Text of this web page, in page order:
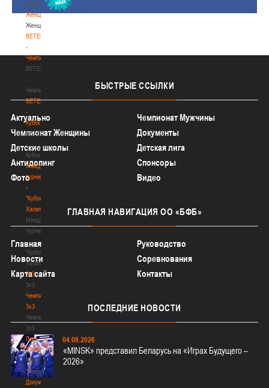
Кубок
Женщины
Женщины
BETERA
-
Чемпионат
BETERA
-
Чемпионат
BETERA
-
Кубок
BETERA
-
Кубок
Международный
турнир
-
"Кубок
Халипского"
Международный
турнир
-
"Кубок
Халипского"
3x3
3x3
Чемпионат
3х3
Чемпионат
3х3
Лига
"Палова"
Лига
"Палова"
Документы
БЫСТРЫЕ ССЫЛКИ
Актуально
Чемпионат Мужчины
Чемпионат Женщины
Документы
Детские школы
Детская лига
Антидопинг
Спонсоры
Фото
Видео
ГЛАВНАЯ НАВИГАЦИЯ ОО «БФБ»
Главная
Руководство
Новости
Соревнования
Карта сайта
Контакты
ПОСЛЕДНИЕ НОВОСТИ
04.08.2026
«MINSK» представил Беларусь на «Играх Будущего –
2026»